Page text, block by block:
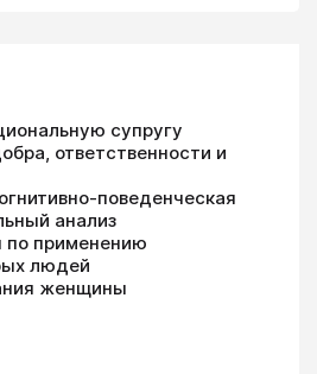
супругу
ответственности и
поведенческая
анализ
по применению
людей
женщины